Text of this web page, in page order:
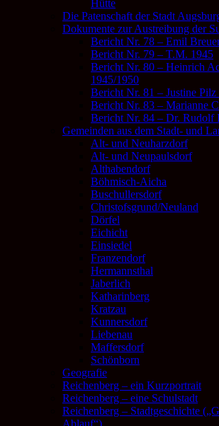
Hütte
Die Patenschaft der Stadt
Dokumente zur Austreibung der
Bericht Nr. 78 – Emil
Bericht Nr. 79 – T.M. 1945
Bericht Nr. 80 – Heinrich
1945/1950
Bericht Nr. 81 – Justine Pilz
Bericht Nr. 83 – Marianne
Bericht Nr. 84 – Dr. Rudolf
Gemeinden aus dem Stadt- und
Alt- und Neuharzdorf
Alt- und Neupaulsdorf
Althabendorf
Böhmisch-Aicha
Buschullersdorf
Christofsgrund/Neuland
Dörfel
Eichicht
Einsiedel
Franzendorf
Hermannsthal
Jaberlich
Katharinberg
Kratzau
Kunnersdorf
Liebenau
Maffersdorf
Schönborn
Geografie
Reichenberg – ein Kurzportrait
Reichenberg – eine Schulstadt
Reichenberg – Stadtgeschichte